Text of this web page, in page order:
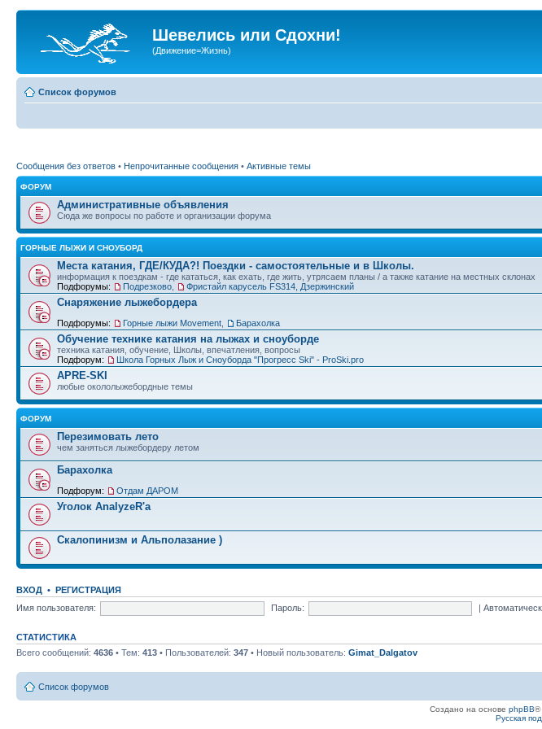
Шевелись или Сдохни!
(Движение=Жизнь)
Список форумов
Сообщения без ответов • Непрочитанные сообщения • Активные темы
ФОРУМ
Административные объявления
Сюда же вопросы по работе и организации форума
ГОРНЫЕ ЛЫЖИ И СНОУБОРД
Места катания, ГДЕ/КУДА?! Поездки - самостоятельные и в Школы.
информация к поездкам - где кататься, как ехать, где жить, утрясаем планы / а также катание на местных склонах
Подфорумы:
Подрезково Фристайл карусель FS314, Дзержинский
Снаряжение лыжебордера
Подфорумы: Горные лыжи Movement Барахолка
Обучение технике катания на лыжах и сноуборде
техника катания, обучение, Школы, впечатления, вопросы
Подфорум:
Школа Горных Лыж и Сноуборда "Прогресс Ski" - ProSki.pro
APRE-SKI
любые окололыжебордные темы
ФОРУМ
Перезимовать лето
чем заняться лыжебордеру летом
Барахолка
Подфорум: Отдам ДАРОМ
Уголок AnalyzeR'а
Скалопинизм и Альполазание )
ВХОД • РЕГИСТРАЦИЯ
Имя пользователя:
Пароль: |
СТАТИСТИКА
Всего сообщений: 4636 • Тем: 413 • Пользователей: 347 • Новый пользователь: Gimat_Dalgatov
Список форумов
Создано на основе phpBB®
Русская